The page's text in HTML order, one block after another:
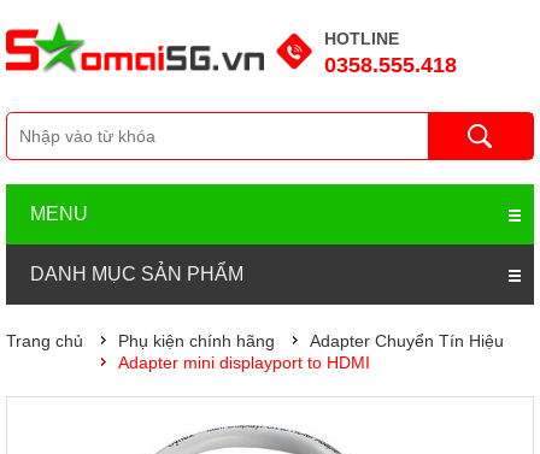
HOTLINE
0358.555.418
MENU
DANH MỤC SẢN PHẨM
Trang chủ Phụ kiện chính hãng
Adapter Chuyển Tín Hiệu
Adapter mini displayport to HDMI